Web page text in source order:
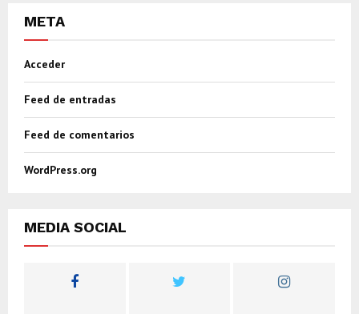
META
Acceder
Feed de entradas
Feed de comentarios
WordPress.org
MEDIA SOCIAL